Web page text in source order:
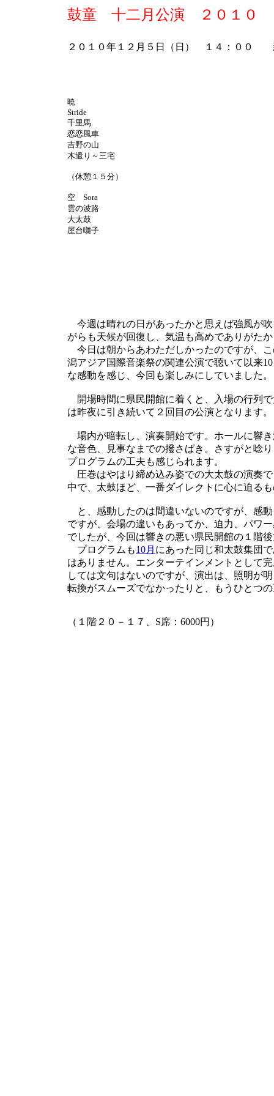
鼓童 十二月公演 ２０１０
２０１０年１２月５日（日） １４：００
暁
Stride
千里馬
恋恋風車
吉野の山
木遣り～三宅
（休憩１５分）
空 Sora
雲の波路
大太鼓
屋台囃子
今週は晴れの日があったかと思えば強風が
がらも天候が回復し、気温も高めでありがた
今日は朝からあわただしかったのですが、
潟アジア国際音楽祭の関連公演で聴いて以来
な感動を感じ、今回も楽しみにしていました。
開場時間に県民開館に着くと、入場の行列
は昨夜に引き続いて２回目の公演となります。
場内が暗転し、演奏開始です。ホールに響
な音色、見事なまでの撥さばき。さすがと唸
プログラムの工夫も感じられます。
圧巻はやはり締め込み姿での大太鼓の演奏
中で、太鼓ほど、一番ダイレクトに心に迫る
と、感動したのは間違いないのですが、感
ですが、会場の違いもあってか、迫力、パワ
でしたが、今回は響きの悪い県民開館の１階
プログラムも10月 にあった同じ和太鼓集団
はありません。エンターテインメントとして
しては文句はないのですが、演出は、照明が
転換がスムーズでなかったりと、もうひとつ
（１階２０－１７、S席：6000円）